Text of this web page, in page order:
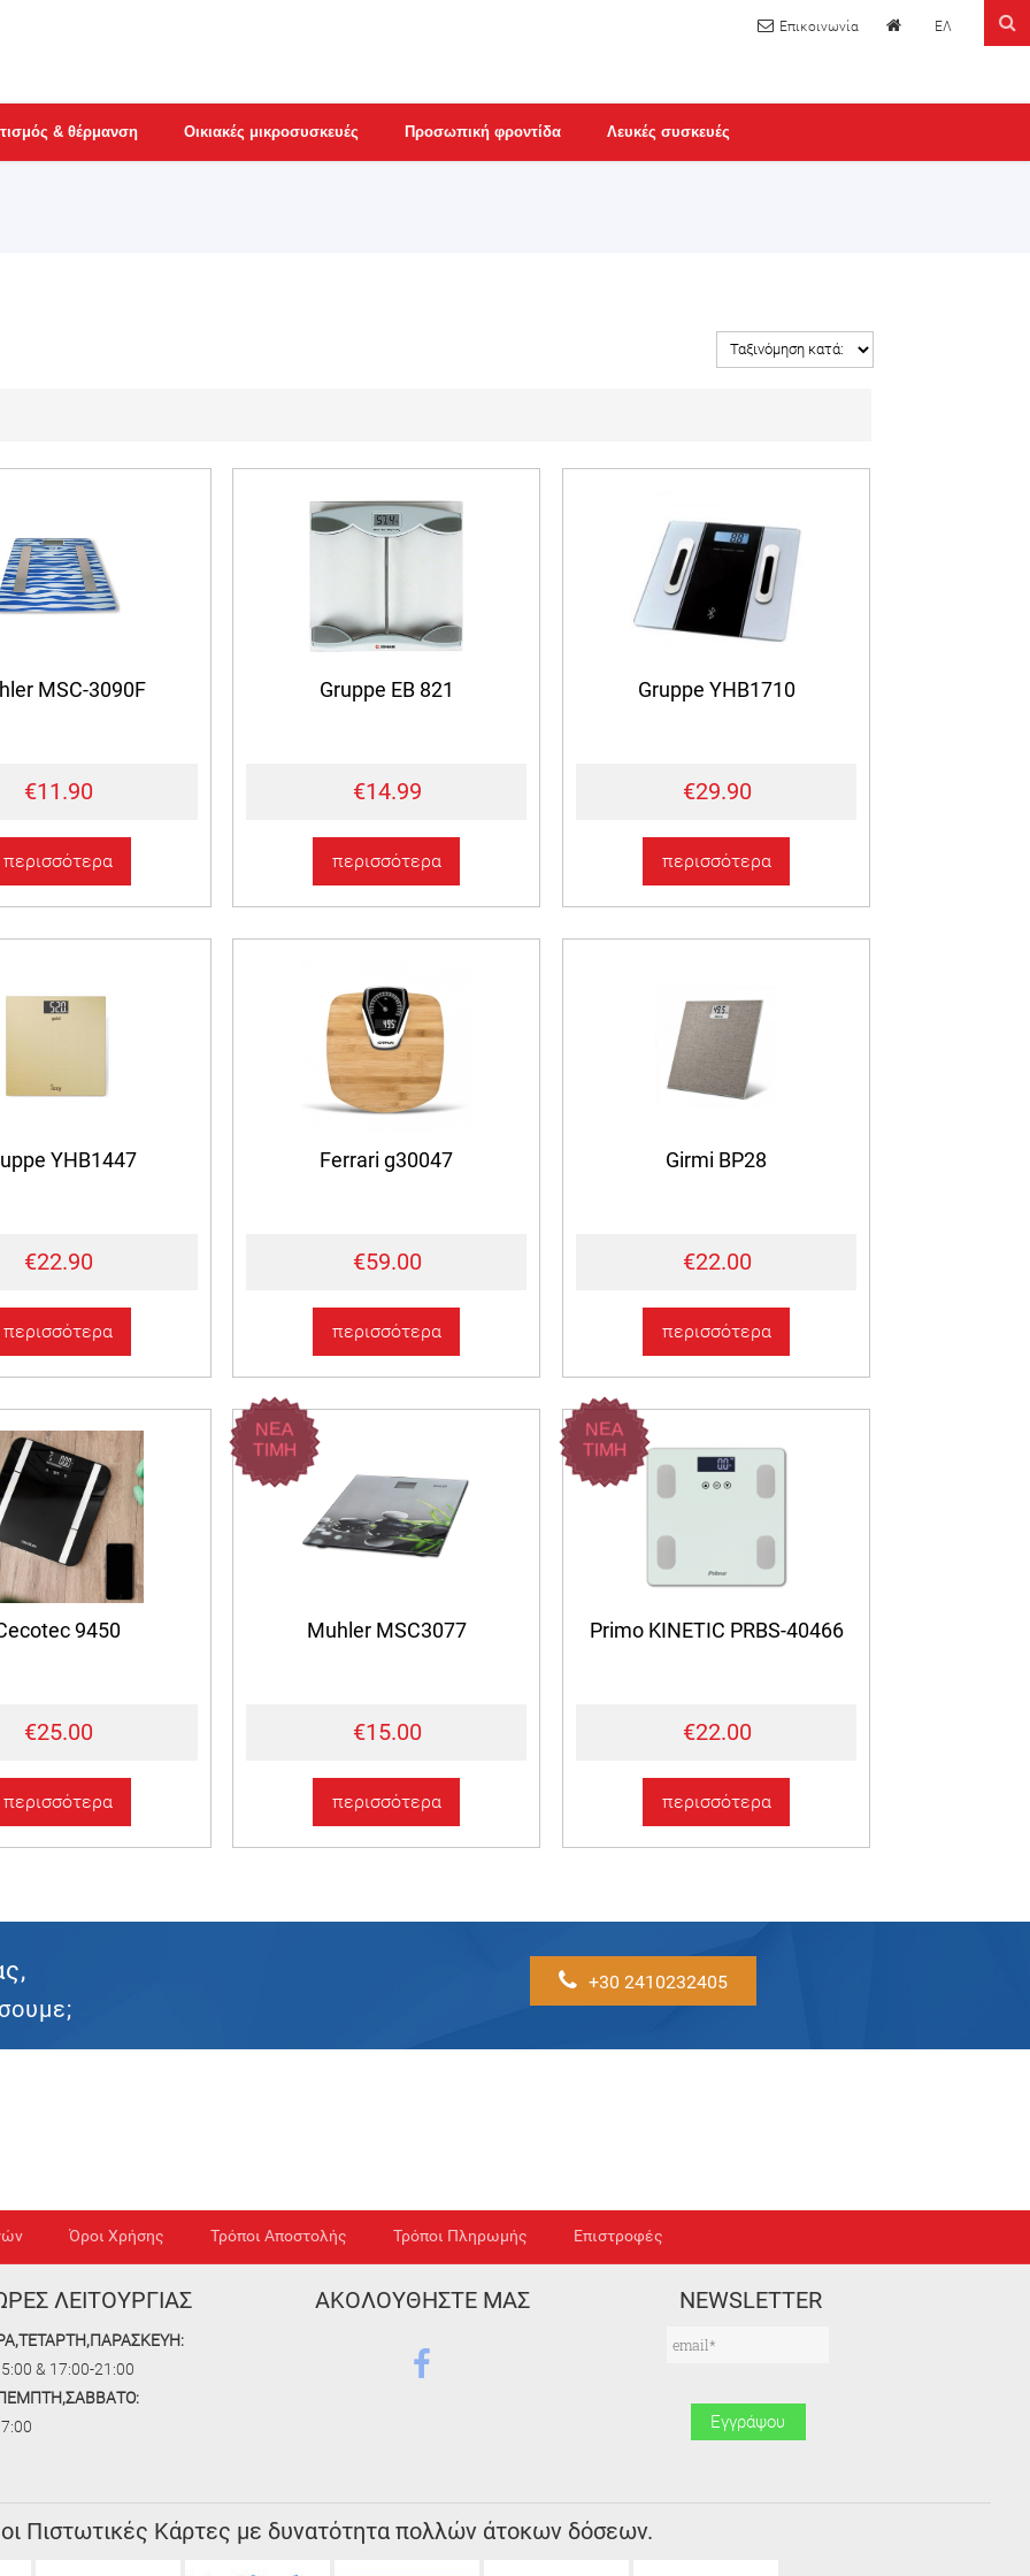
ΕΛ
& θέρμανση Οικιακές μικροσυσκευές Προσωπική φροντίδα Λευκές συσκευές
MSC-3090F
€11.90
περισσότερα
Gruppe EB 821
€14.99
περισσότερα
Gruppe YHB1710
€29.90
περισσότερα
YHB1447
€22.90
περισσότερα
Ferrari g30047
€59.00
περισσότερα
Girmi BP28
€22.00
περισσότερα
9450
€25.00
περισσότερα
ΝΕΑ
ΤΙΜΗ
Muhler MSC3077
€15.00
περισσότερα
ΝΕΑ
ΤΙΜΗ
Primo KINETIC PRBS-40466
€22.00
περισσότερα
+30 2410232405
Όροι Χρήσης Τρόποι Αποστολής Τρόποι Πληρωμής Επιστροφές
ΛΕΙΤΟΥΡΓΙΑΣ
& 17:00-21:00
ΑΚΟΛΟΥΘΗΣΤΕ ΜΑΣ NEWSLETTER
Πιστωτικές Κάρτες με δυνατότητα πολλών άτοκων δόσεων.